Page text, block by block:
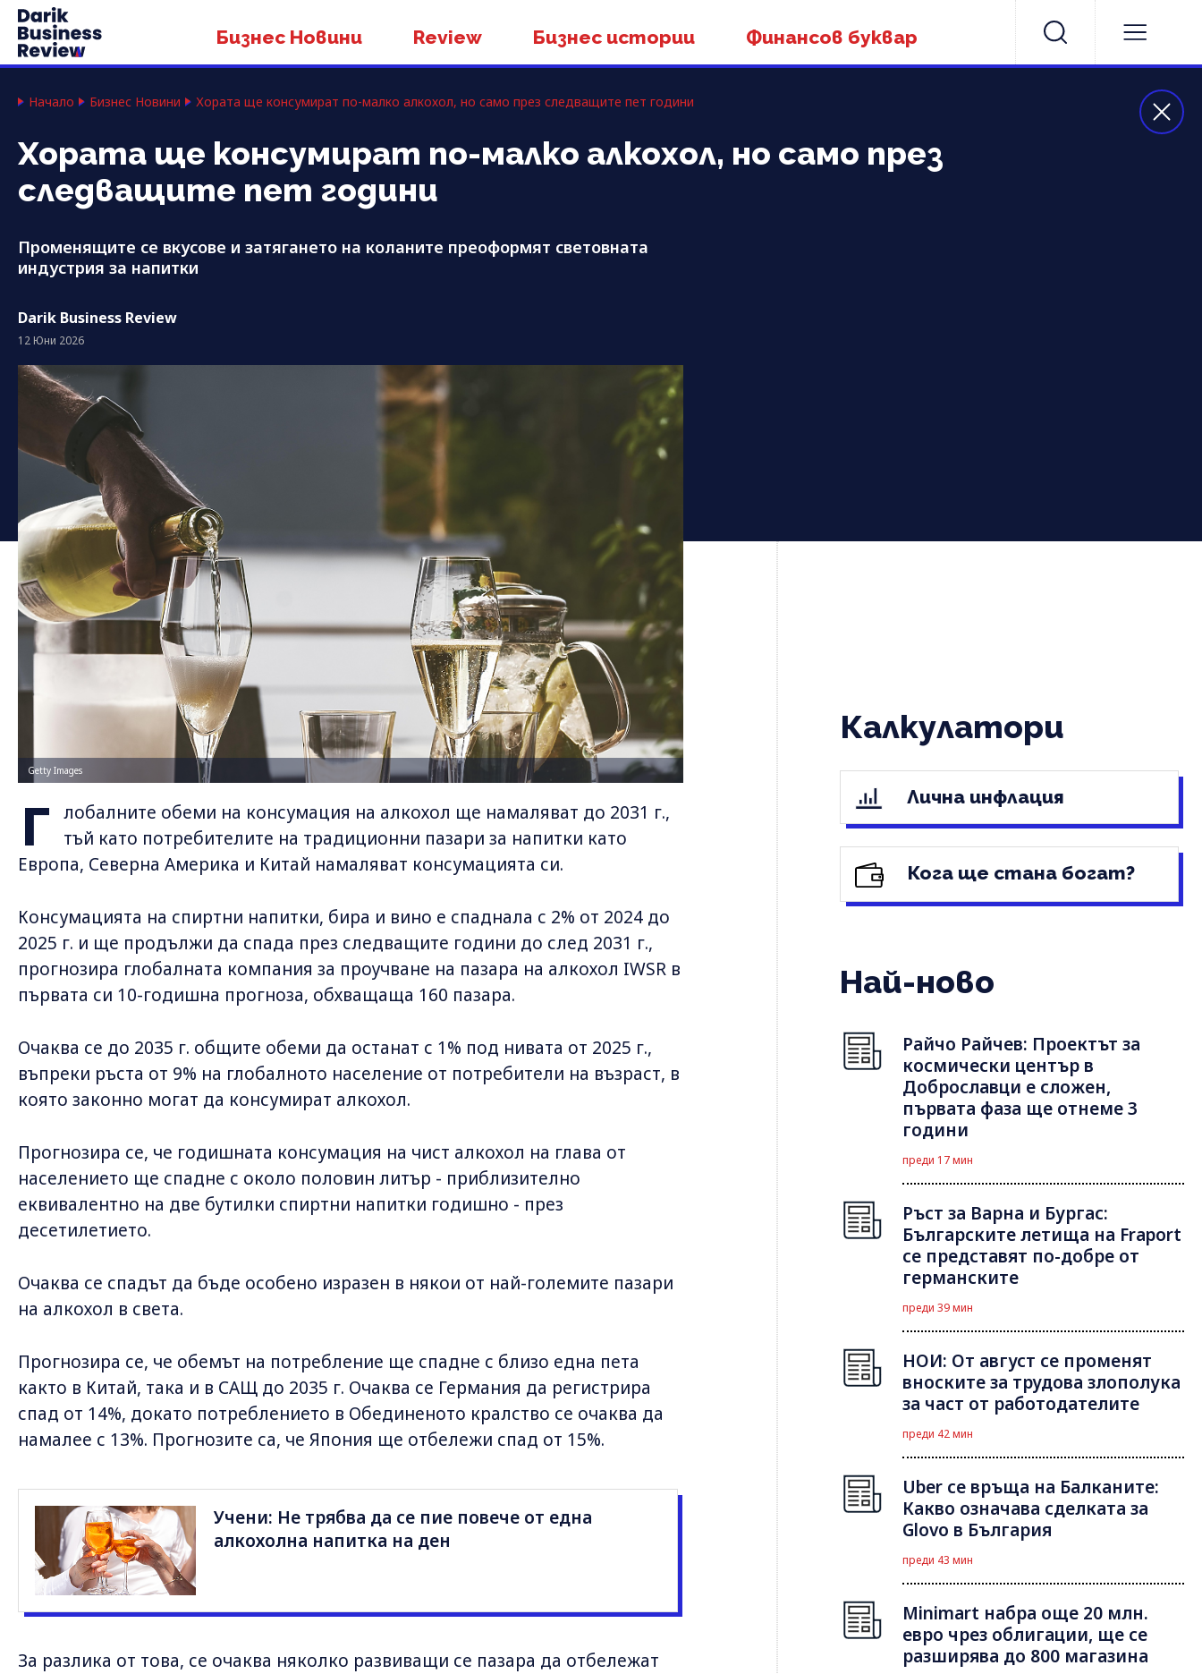
Бизнес Новини Review Бизнес истории Финансов буквар
Начало Бизнес Новини Хората ще консумират по-малко алкохол, но само през следващите пет години
Хората ще консумират по-малко алкохол, но само през
следващите пет години
Променящите се вкусове и затягането на коланите преоформят световната
индустрия за напитки
Darik Business Review
12 Юни 2026
Getty Images
Г
лобалните обеми на консумация на алкохол ще намаляват до 2031 г.,
тъй като потребителите на традиционни пазари за напитки като
Европа, Северна Америка и Китай намаляват консумацията си.
Консумацията на спиртни напитки, бира и вино е спаднала с 2% от 2024 до
2025 г. и ще продължи да спада през следващите години до след 2031 г.,
прогнозира глобалната компания за проучване на пазара на алкохол IWSR в
първата си 10-годишна прогноза, обхващаща 160 пазара.
Очаква се до 2035 г. общите обеми да останат с 1% под нивата от 2025 г.,
въпреки ръста от 9% на глобалното население от потребители на възраст, в
която законно могат да консумират алкохол.
Прогнозира се, че годишната консумация на чист алкохол на глава от
населението ще спадне с около половин литър - приблизително
еквивалентно на две бутилки спиртни напитки годишно - през
десетилетието.
Очаква се спадът да бъде особено изразен в някои от най-големите пазари
на алкохол в света.
Прогнозира се, че обемът на потребление ще спадне с близо една пета
както в Китай, така и в САЩ до 2035 г. Очаква се Германия да регистрира
спад от 14%, докато потреблението в Обединеното кралство се очаква да
намалее с 13%. Прогнозите са, че Япония ще отбележи спад от 15%.
Учени: Не трябва да се пие повече от една
алкохолна напитка на ден
За разлика от това, се очаква няколко развиващи се пазара да отбележат
Калкулатори
Лична инфлация
Кога ще стана богат?
Най-ново
Райчо Райчев: Проектът за
космически център в
Доброславци е сложен,
първата фаза ще отнеме 3
години
преди 17 мин
Ръст за Варна и Бургас:
Българските летища на Fraport
се представят по-добре от
германските
преди 39 мин
НОИ: От август се променят
вноските за трудова злополука
за част от работодателите
преди 42 мин
Uber се връща на Балканите:
Какво означава сделката за
Glovo в България
преди 43 мин
Minimart набра още 20 млн.
евро чрез облигации, ще се
разширява до 800 магазина